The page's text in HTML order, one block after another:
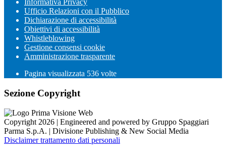
Informativa Privacy
Ufficio Relazioni con il Pubblico
Dichiarazione di accessibilità
Obiettivi di accessibilità
Whistleblowing
Gestione consensi cookie
Amministrazione trasparente
Pagina visualizzata 536 volte
Sezione Copyright
Copyright 2026 | Engineered and powered by Gruppo Spaggiari
Parma S.p.A. | Divisione Publishing & New Social Media
Disclaimer trattamento dati personali